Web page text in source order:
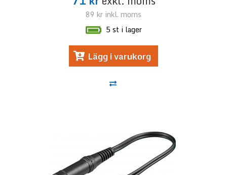
89 kr inkl. moms
5 st i lager
Lägg i varukorg